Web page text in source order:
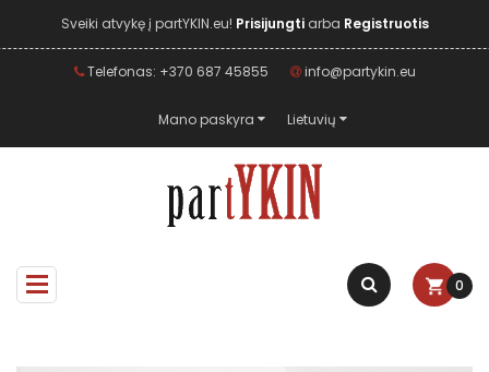
Sveiki atvykę į partYKIN.eu! Prisijungti arba Registruotis
Telefonas: +370 687 45855 info@partykin.eu
Mano paskyra Lietuvių
0